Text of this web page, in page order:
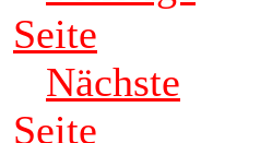
Seite
Nächste
Seite